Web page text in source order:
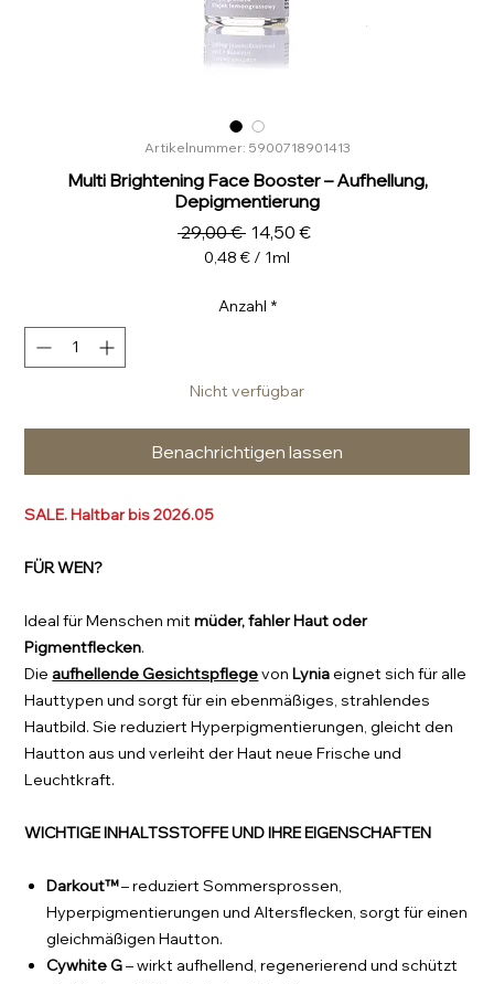
Artikelnummer: 5900718901413
Multi Brightening Face Booster – Aufhellung,
Depigmentierung
29,00 € Standardpreis
14,50 €Sale-
0,48 € / 1ml
pro
Anzahl *
Nicht verfügbar
Benachrichtigen lassen
SALE. Haltbar bis 2026.05
FÜR WEN?
Ideal für Menschen mitmüder, fahler Haut oder
Pigmentflecken.
Die aufhellende Gesichtspflegevon Lyniaeignet sich für alle
Hauttypen und sorgt für ein ebenmäßiges, strahlendes
Hautbild. Sie reduziert Hyperpigmentierungen, gleicht den
Hautton aus und verleiht der Haut neue Frische und
Leuchtkraft.
WICHTIGE INHALTSSTOFFE UND IHRE EIGENSCHAFTEN
Darkout™– reduziert Sommersprossen,
Hyperpigmentierungen und Altersflecken, sorgt für einen
gleichmäßigen Hautton.
Cywhite G– wirkt aufhellend, regenerierend und schützt